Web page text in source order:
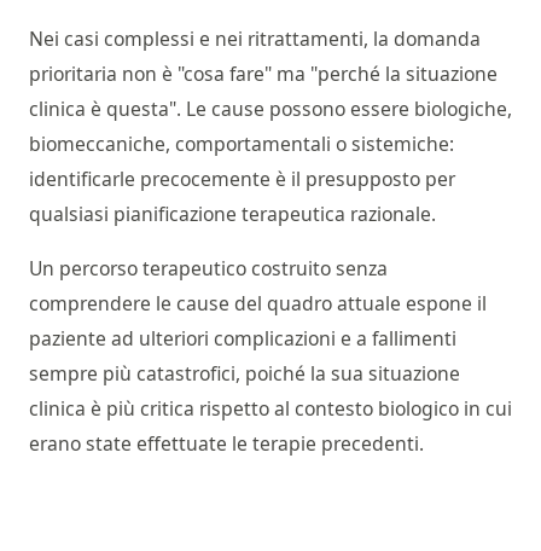
Nei casi complessi e nei ritrattamenti, la domanda
prioritaria non è "cosa fare" ma "perché la situazione
clinica è questa". Le cause possono essere biologiche,
biomeccaniche, comportamentali o sistemiche:
identificarle precocemente è il presupposto per
qualsiasi pianificazione terapeutica razionale.
Un percorso terapeutico costruito senza
comprendere le cause del quadro attuale espone il
paziente ad ulteriori complicazioni e a fallimenti
sempre più catastrofici, poiché la sua situazione
clinica è più critica rispetto al contesto biologico in cui
erano state effettuate le terapie precedenti.